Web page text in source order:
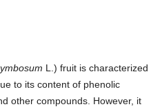
L.) fruit is characterized
to its content of phenolic
other compounds. However, it